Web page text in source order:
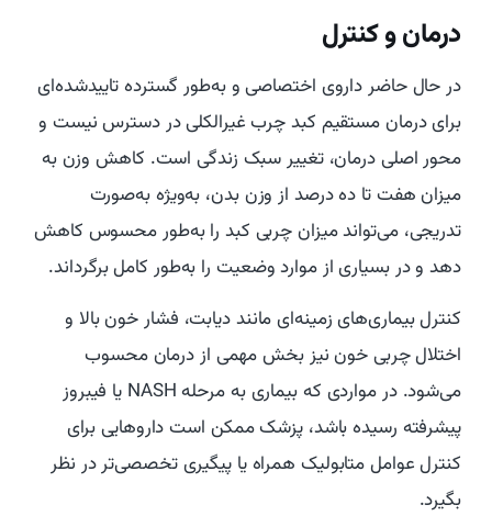
درمان و کنترل
در حال حاضر داروی اختصاصی و به‌طور گسترده تاییدشده‌ای
برای درمان مستقیم کبد چرب غیرالکلی در دسترس نیست و
محور اصلی درمان، تغییر سبک زندگی است. کاهش وزن به
میزان هفت تا ده درصد از وزن بدن، به‌ویژه به‌صورت
تدریجی، می‌تواند میزان چربی کبد را به‌طور محسوس کاهش
دهد و در بسیاری از موارد وضعیت را به‌طور کامل برگرداند.
کنترل بیماری‌های زمینه‌ای مانند دیابت، فشار خون بالا و
اختلال چربی خون نیز بخش مهمی از درمان محسوب
می‌شود. در مواردی که بیماری به مرحله NASH یا فیبروز
پیشرفته رسیده باشد، پزشک ممکن است داروهایی برای
کنترل عوامل متابولیک همراه یا پیگیری تخصصی‌تر در نظر
بگیرد.